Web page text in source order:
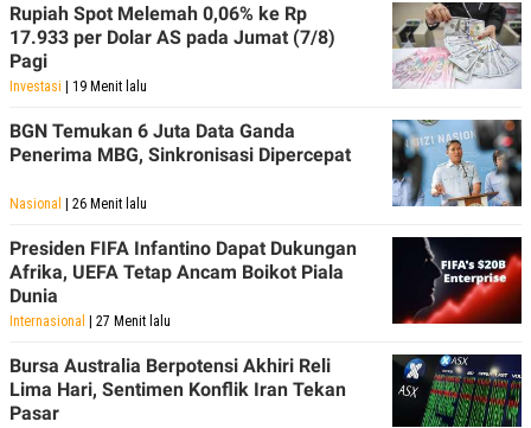
Rupiah Spot Melemah 0,06% ke Rp
17.933 per Dolar AS pada Jumat (7/8)
Pagi
Investasi | 19 Menit lalu
BGN Temukan 6 Juta Data Ganda
Penerima MBG, Sinkronisasi Dipercepat
Nasional | 26 Menit lalu
Presiden FIFA Infantino Dapat Dukungan
Afrika, UEFA Tetap Ancam Boikot Piala
Dunia
Internasional | 27 Menit lalu
Bursa Australia Berpotensi Akhiri Reli
Lima Hari, Sentimen Konflik Iran Tekan
Pasar